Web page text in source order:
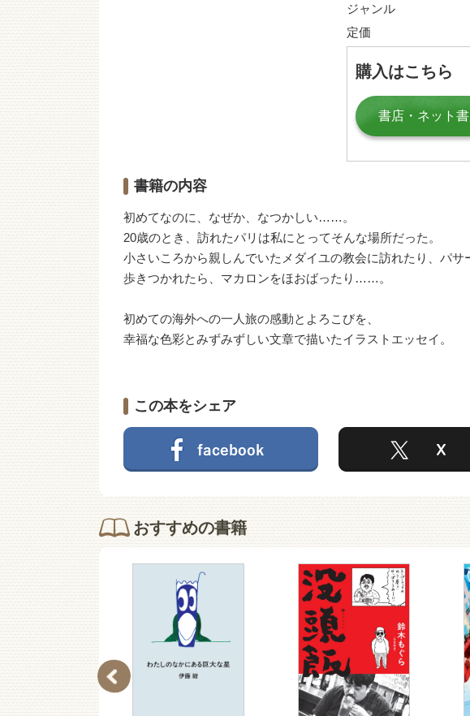
ジャンル
定価
購入はこちら
書店・ネット
書籍の内容
初めてなのに、なぜか、なつかしい……。
20歳のとき、訪れたパリは私にとってそんな場所だった。
小さいころから親しんでいたメダイユの教会に訪れたり、パサ
歩きつかれたら、マカロンをほおばったり……。
初めての海外への一人旅の感動とよろこびを、
幸福な色彩とみずみずしい文章で描いたイラストエッセイ。
この本をシェア
おすすめの書籍